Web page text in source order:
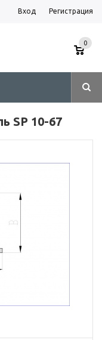
Вход Регистрация
0
SP 10-67